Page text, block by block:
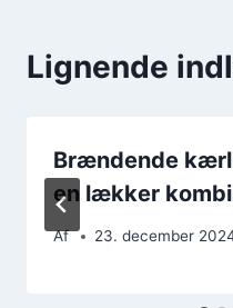
Lignende
Brændende
en lækker
Af 23. december